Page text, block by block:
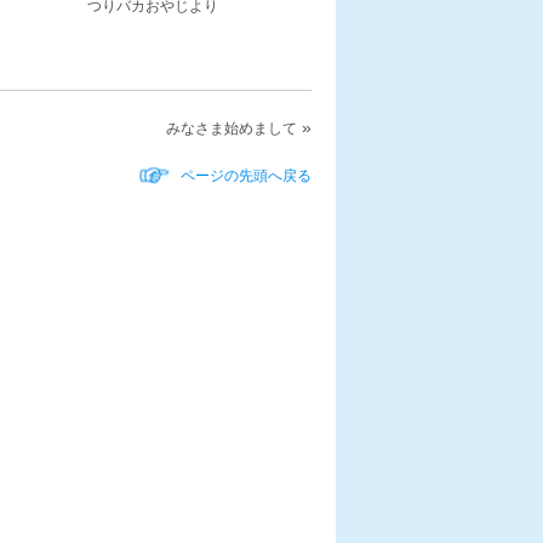
より
みなさま始めまして »
ページの先頭へ戻る